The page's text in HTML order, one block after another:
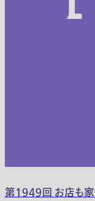
第1949回 お店も家